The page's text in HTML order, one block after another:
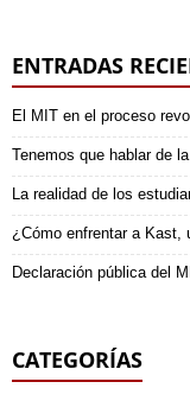
ENTRADAS
El MIT en el proceso
Tenemos que hablar de
La realidad de los
¿Cómo enfrentar a Kast,
Declaración pública del
CATEGORÍAS